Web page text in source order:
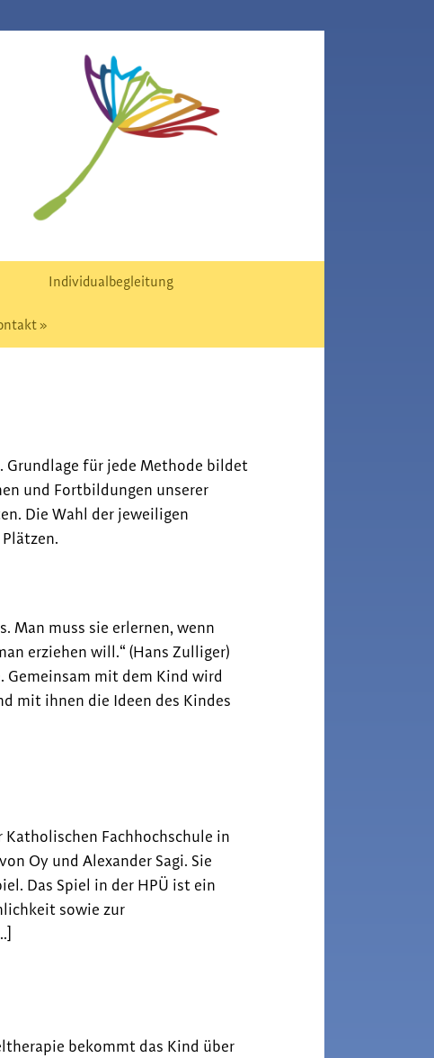
Individualbegleitung
»
Grundlage für jede Methode bildet
und Fortbildungen unserer
Die Wahl der jeweiligen
Man muss sie erlernen, wenn
erziehen will.“ (Hans Zulliger)
Gemeinsam mit dem Kind wird
mit ihnen die Ideen des Kindes
Katholischen Fachhochschule in
Oy und Alexander Sagi. Sie
Das Spiel in der HPÜ ist ein
sowie zur
bekommt das Kind über